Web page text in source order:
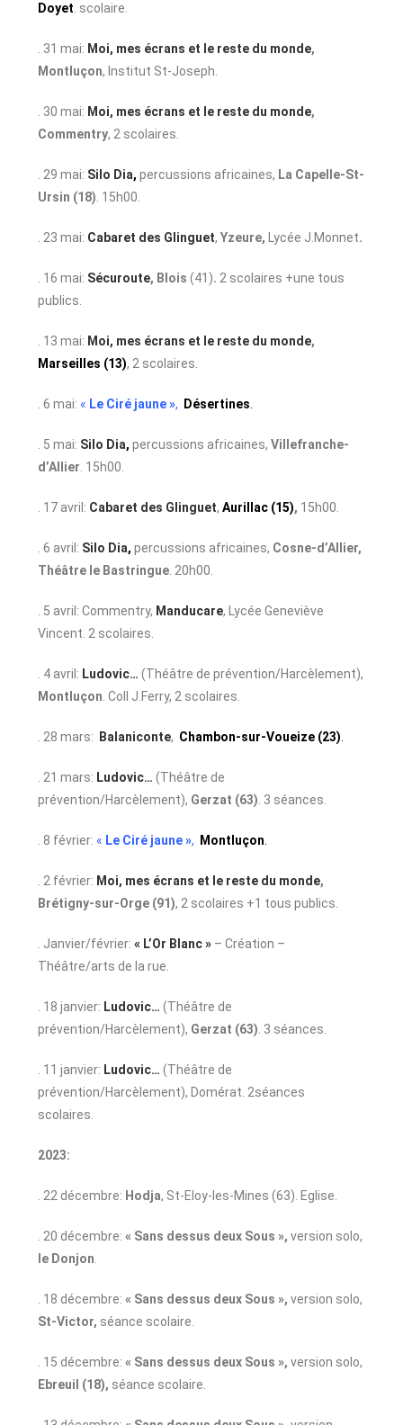
Doyet . scolaire.
. 31 mai: Moi, mes écrans et le reste du monde,
Montluçon, Institut St-Joseph.
. 30 mai: Moi, mes écrans et le reste du monde,
Commentry, 2 scolaires.
. 29 mai: Silo Dia,percussions africaines, La Capelle-St-
Ursin (18) . 15h00.
. 23 mai: Cabaret des Glinguet,Yzeure, Lycée J.Monnet.
. 16 mai: Sécuroute, Blois(41). 2 scolaires +une tous
publics.
. 13 mai: Moi, mes écrans et le reste du monde,
Marseilles (13), 2 scolaires.
. 6 mai: « Le Ciré jaune », Désertines
. 5 mai: Silo Dia,percussions africaines,Villefranche-
d’Allier . 15h00.
. 17 avril: Cabaret des Glinguet,Aurillac (15), 15h00.
. 6 avril: Silo Dia,percussions africaines, Cosne-d’Allier,
Théâtre le Bastringue . 20h00.
. 5 avril: Commentry, Manducare, Lycée Geneviève
Vincent. 2 scolaires.
. 4 avril: Ludovic… (Théâtre de prévention/Harcèlement),
Montluçon . Coll J.Ferry, 2 scolaires.
. 28 mars: Balaniconte, Chambon-sur-Voueize (23)
. 21 mars: Ludovic… (Théâtre de
prévention/Harcèlement), Gerzat (63) . 3 séances.
. 8 février: « Le Ciré jaune », Montluçon
. 2 février: Moi, mes écrans et le reste du monde,
Brétigny-sur-Orge (91), 2 scolaires +1 tous publics.
. Janvier/février:« L’Or Blanc » – Création –
Théâtre/arts de la rue.
. 18 janvier: Ludovic… (Théâtre de
prévention/Harcèlement), Gerzat (63) . 3 séances.
. 11 janvier: Ludovic… (Théâtre de
prévention/Harcèlement), Domérat. 2séances
scolaires.
2023:
. 22 décembre: Hodja, St-Eloy-les-Mines (63). Eglise.
. 20 décembre:« Sans dessus deux Sous »,version solo,
le Donjon
. 18 décembre:« Sans dessus deux Sous »,version solo,
St-Victor, séance scolaire.
. 15 décembre:« Sans dessus deux Sous »,version solo,
Ebreuil (18), séance scolaire.